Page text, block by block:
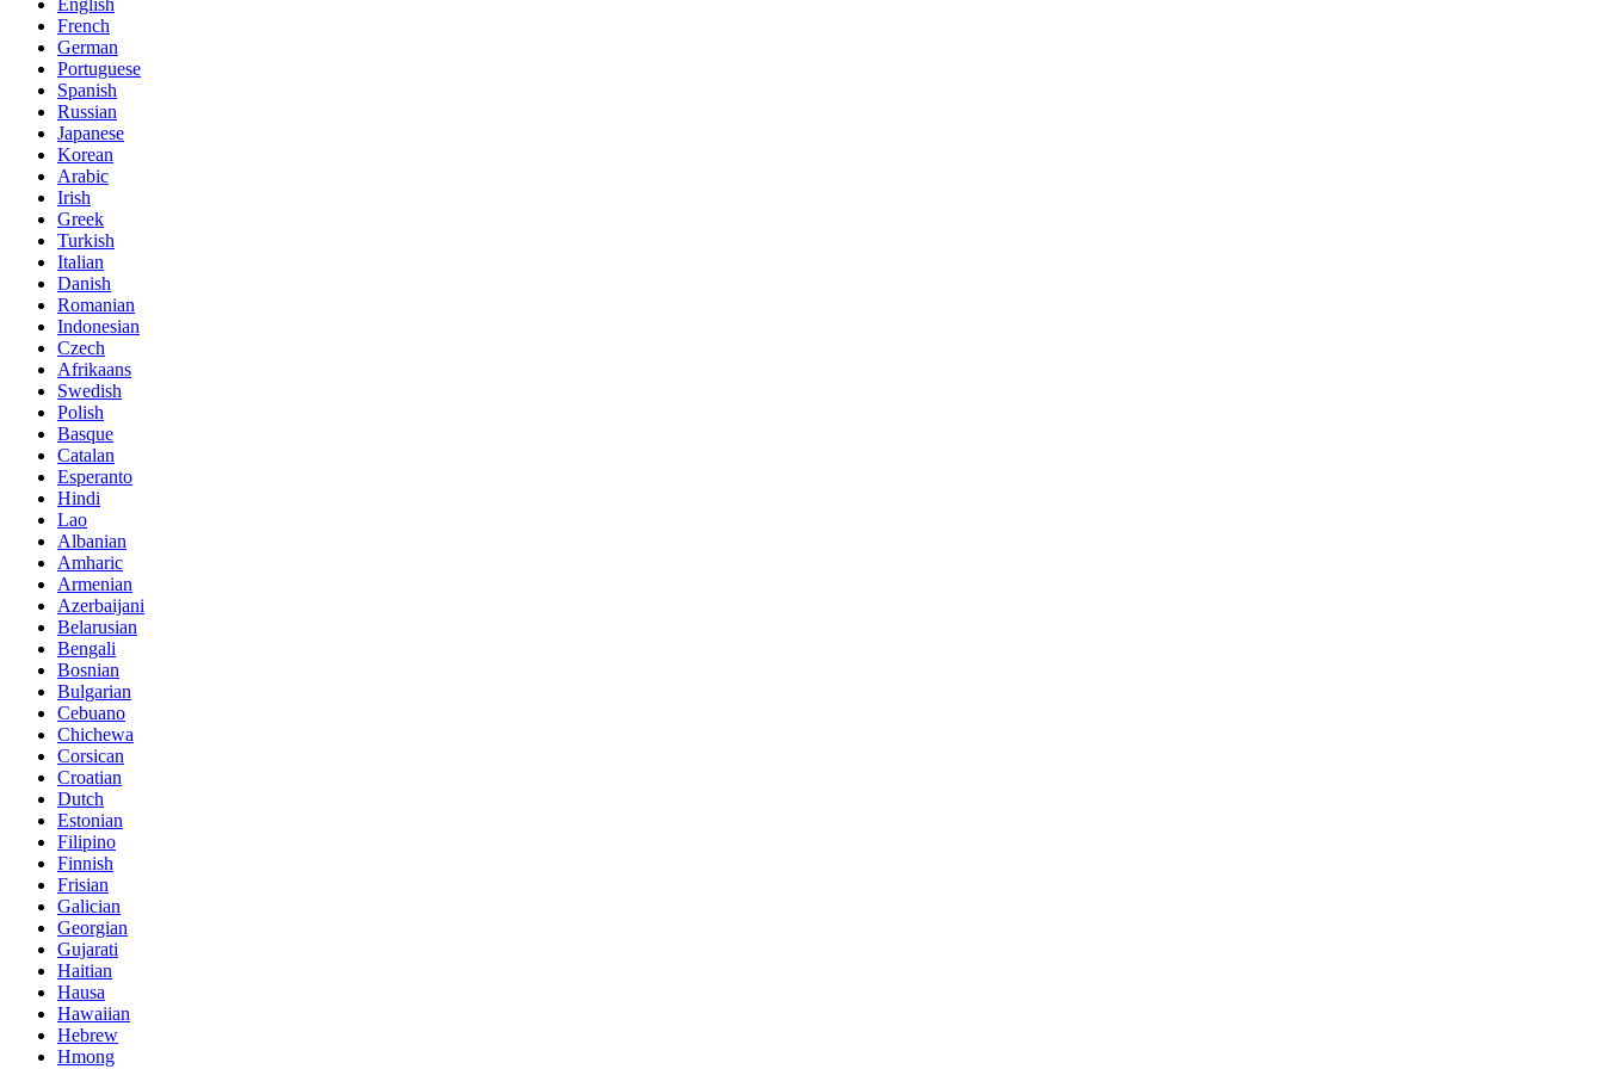
English
French
German
Portuguese
Spanish
Russian
Japanese
Korean
Arabic
Irish
Greek
Turkish
Italian
Danish
Romanian
Indonesian
Czech
Afrikaans
Swedish
Polish
Basque
Catalan
Esperanto
Hindi
Lao
Albanian
Amharic
Armenian
Azerbaijani
Belarusian
Bengali
Bosnian
Bulgarian
Cebuano
Chichewa
Corsican
Croatian
Dutch
Estonian
Filipino
Finnish
Frisian
Galician
Georgian
Gujarati
Haitian
Hausa
Hawaiian
Hebrew
Hmong